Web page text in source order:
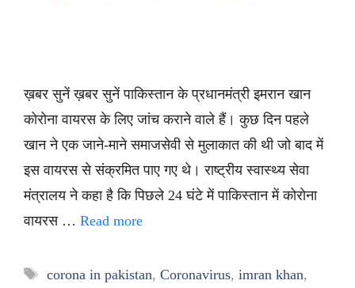
ख़बर सुनें ख़बर सुनें पाकिस्तान के प्रधानमंत्री इमरान खान
कोरोना वायरस के लिए जांच कराने वाले हैं। कुछ दिन पहले
खान ने एक जाने-माने समाजसेवी से मुलाकात की थी जो बाद में
इस वायरस से संक्रमित पाए गए थे। राष्ट्रीय स्वास्थ्य सेवा
मंत्रालय ने कहा है कि पिछले 24 घंटे में पाकिस्तान में कोरोना
वायरस … Read more
Tags
corona in pakistan, Coronavirus, imran khan,